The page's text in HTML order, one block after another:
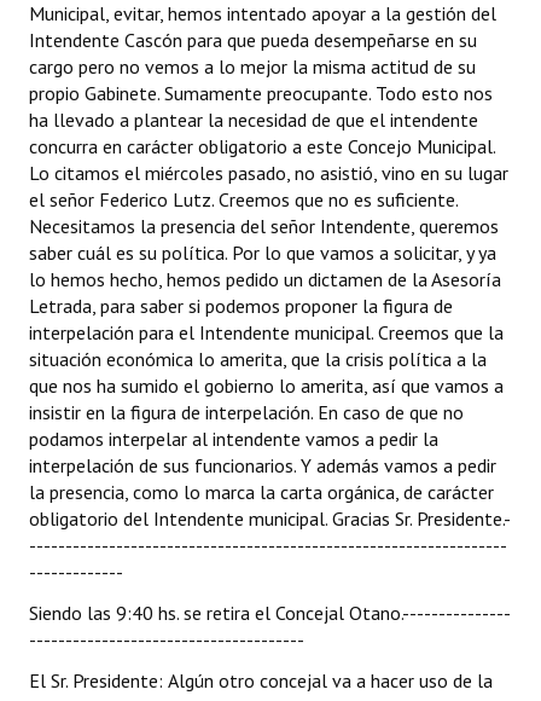
Municipal, evitar, hemos intentado apoyar a la gestión del
Intendente Cascón para que pueda desempeñarse en su
cargo pero no vemos a lo mejor la misma actitud de su
propio Gabinete. Sumamente preocupante. Todo esto nos
ha llevado a plantear la necesidad de que el intendente
concurra en carácter obligatorio a este Concejo Municipal.
Lo citamos el miércoles pasado, no asistió, vino en su lugar
el señor Federico Lutz. Creemos que no es suficiente.
Necesitamos la presencia del señor Intendente, queremos
saber cuál es su política. Por lo que vamos a solicitar, y ya
lo hemos hecho, hemos pedido un dictamen de la Asesoría
Letrada, para saber si podemos proponer la figura de
interpelación para el Intendente municipal. Creemos que la
situación económica lo amerita, que la crisis política a la
que nos ha sumido el gobierno lo amerita, así que vamos a
insistir en la figura de interpelación. En caso de que no
podamos interpelar al intendente vamos a pedir la
interpelación de sus funcionarios. Y además vamos a pedir
la presencia, como lo marca la carta orgánica, de carácter
obligatorio del Intendente municipal. Gracias Sr. Presidente.-
------------------------------------------------------------------
-------------
Siendo las 9:40 hs. se retira el Concejal Otano.---------------
--------------------------------------
El Sr. Presidente: Algún otro concejal va a hacer uso de la